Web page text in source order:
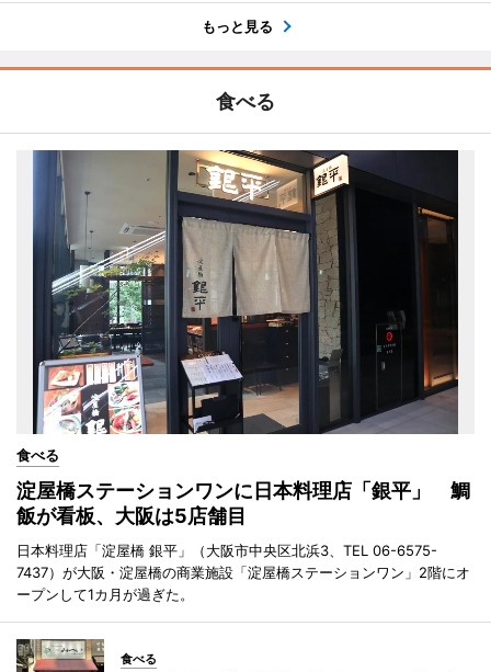
もっと見る
食べる
食べる
淀屋橋ステーションワンに日本料理店「銀平」 鯛
飯が看板、大阪は5店舗目
日本料理店「淀屋橋 銀平」（大阪市中央区北浜3、TEL 06-6575-
7437）が大阪・淀屋橋の商業施設「淀屋橋ステーションワン」2階にオ
ープンして1カ月が過ぎた。
食べる